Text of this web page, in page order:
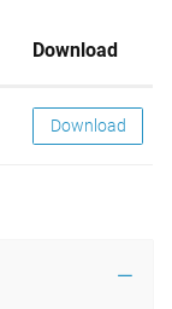
Download
Download